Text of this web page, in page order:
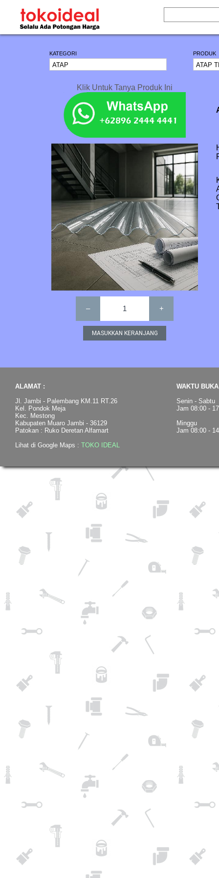
KATEGORI PRODUK
Klik Untuk Tanya Produk Ini
– 1 +
ALAMAT :
Jl. Jambi - Palembang KM.11 RT.26
Kel. Pondok Meja
Kec. Mestong
Kabupaten Muaro Jambi - 36129
Patokan : Ruko Deretan Alfamart
Lihat di Google Maps : TOKO IDEAL
WAKTU
Senin - Sabtu
Jam 08:00 -
Minggu
Jam 08:00 -